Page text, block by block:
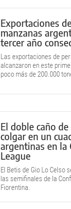
Exportaciones
manzanas
tercer año
Las exportaciones de
alcanzaron en este
poco más de 200.000
El doble caño
colgar en un
argentinas en la
League
El Betis de Gio Lo Celso
las semifinales de la
Fiorentina.